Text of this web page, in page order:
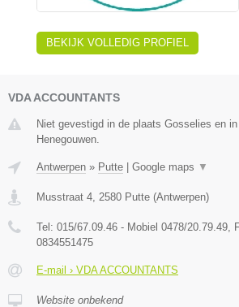
BEKIJK VOLLEDIG PROFIEL
VDA ACCOUNTANTS
Niet gevestigd in de plaats Gosselies en
Henegouwen.
Antwerpen » Putte | Google maps ▼
Musstraat 4 2580 Putte (Antwerpen)
Tel: 015/67.09.46 - Mobiel 0478/20.79.49 ,
0834551475
E-mail › VDA ACCOUNTANTS
Website onbekend